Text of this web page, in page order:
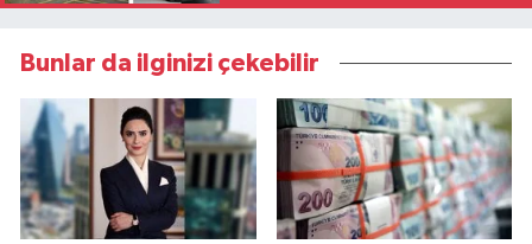
Bunlar da ilginizi çekebilir